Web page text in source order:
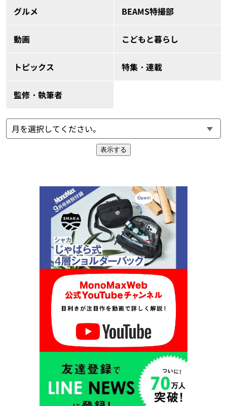
グルメ BEAMS特撮部
動画 こどもと暮らし
トピックス 特集・連載
監修・執筆者
表示する